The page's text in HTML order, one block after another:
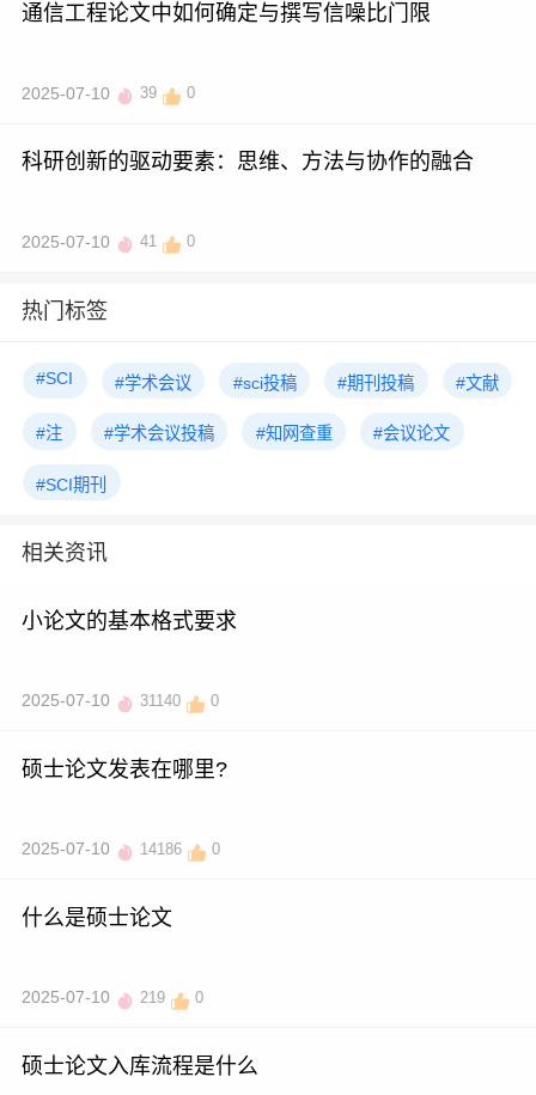
通信工程论文中如何确定与撰写信噪比门限
2025-07-10 39 0
科研创新的驱动要素：思维、方法与协作的融合
2025-07-10 41 0
热门标签
#SCI #学术会议 #sci投稿 #期刊投稿 #文献
#注 #学术会议投稿 #知网查重 #会议论文
#SCI期刊
相关资讯
小论文的基本格式要求
2025-07-10 31140 0
硕士论文发表在哪里?
2025-07-10 14186 0
什么是硕士论文
2025-07-10 219 0
硕士论文入库流程是什么